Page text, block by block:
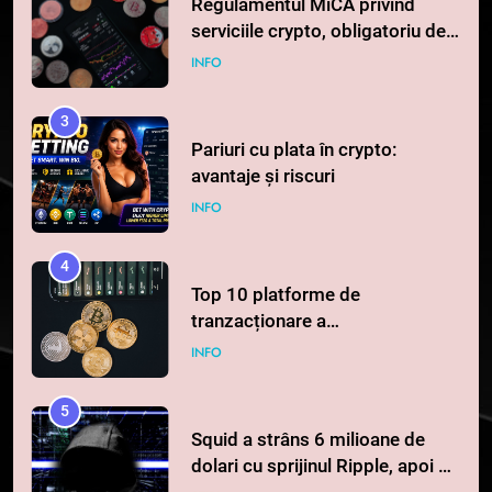
Regulamentul MiCA privind
serviciile crypto, obligatoriu de
la 1 iulie în România
INFO
3
Pariuri cu plata în crypto:
avantaje și riscuri
INFO
4
Top 10 platforme de
tranzacționare a
criptomonedelor în 2026
INFO
5
Squid a strâns 6 milioane de
dolari cu sprijinul Ripple, apoi a